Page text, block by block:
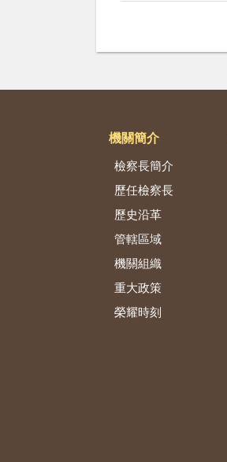
機關簡介
檢察長簡介
歷任檢察長
歷史沿革
管轄區域
機關組織
重大政策
榮耀時刻